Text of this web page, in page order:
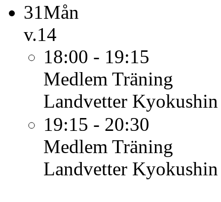
31Mån
v.14
18:00 - 19:15
Medlem Träning
Landvetter
19:15 - 20:30
Medlem Träning
Landvetter